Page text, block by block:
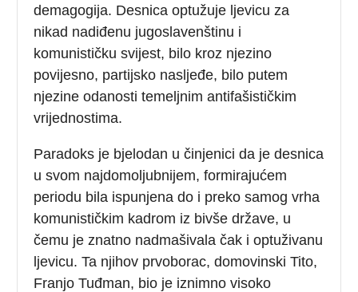
demagogija. Desnica optužuje ljevicu za
nikad nadiđenu jugoslavenštinu i
komunističku svijest, bilo kroz njezino
povijesno, partijsko nasljeđe, bilo putem
njezine odanosti temeljnim antifašističkim
vrijednostima.
Paradoks je bjelodan u činjenici da je desnica
u svom najdomoljubnijem, formirajućem
periodu bila ispunjena do i preko samog vrha
komunističkim kadrom iz bivše države, u
čemu je znatno nadmašivala čak i optuživanu
ljevicu. Ta njihov prvoborac, domovinski Tito,
Franjo Tuđman, bio je iznimno visoko